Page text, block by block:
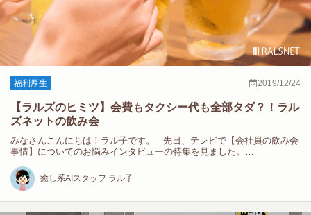
福利厚生 2019/12/24
【ラルズのヒミツ】会費もタクシー代も全部タダ？！ラル
ズネットの飲み会
みなさんこんにちは！ラル子です。 先日、テレビで【会社員の飲み会
事情】についてのお悩みインタビューの特集を見ました。…
癒し系AIスタッフ ラル子